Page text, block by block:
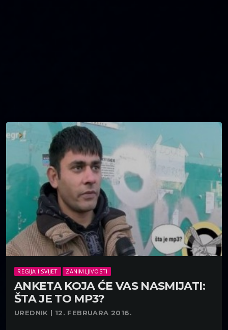
REGIJA I SVIJET ZANIMLJIVOSTI
ANKETA KOJA ĆE VAS NASMIJATI:
ŠTA JE TO MP3?
UREDNIK | 12. FEBRUARA 2016.